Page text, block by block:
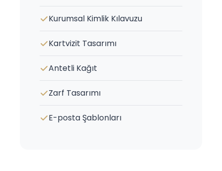
Kurumsal Kimlik Kılavuzu
Kartvizit Tasarımı
Antetli Kağıt
Zarf Tasarımı
E-posta Şablonları